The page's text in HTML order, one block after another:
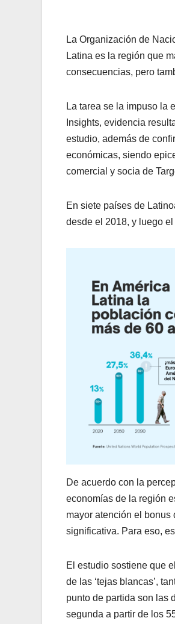
La Organización de
Latina es la región que
consecuencias, pero
La tarea se la impuso la
Insights, evidencia
estudio, además de
económicas, siendo
comercial y socia de
En siete países de
desde el 2018, y luego
De acuerdo con la
economías de la región
mayor atención el
significativa. Para eso,
El estudio sostiene que
de las ‘tejas blancas’,
punto de partida son las
segunda a partir de los